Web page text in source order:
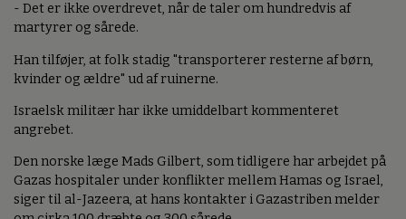
- Det er ikke overdrevet, når de taler om hundredvis af
martyrer og sårede.
Han tilføjer, at folk stadig "transporterer resterne af børn,
kvinder og ældre" ud af ruinerne.
Israelsk militær har ikke umiddelbart kommenteret
angrebet.
Den norske læge Mads Gilbert, som tidligere har arbejdet på
Gazas hospitaler under konflikter mellem Hamas og Israel,
siger til al-Jazeera, at hans kontakter i Gazastriben melder